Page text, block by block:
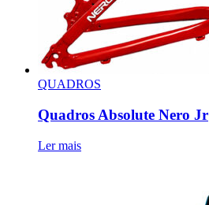
QUADROS
Quadros Absolute Nero Jr
Ler mais